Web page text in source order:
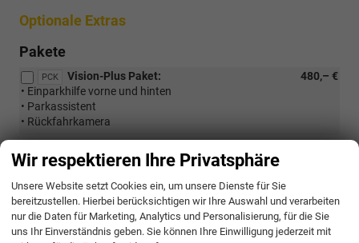
Optionale Extras
Pakete
PCK 480,– €
Vision-Plus Paket:
• Einparkhilfe vorne und hinten
• Parkassistent
• Rückfahrkamera
• Adaptiver Fahrverksregelung (DCC)
• Progressivlenkung
PST 37,– €
Ablagen-Paket:
• Doppelter Gepäckraumboden
• Schublade unter dem Beifahrersitz
Wir respektieren Ihre Privatsphäre
Unsere Website setzt Cookies ein, um unsere Dienste für Sie
bereitzustellen. Hierbei berücksichtigen wir Ihre Auswahl und verarbeiten
nur die Daten für Marketing, Analytics und Personalisierung, für die Sie
uns Ihr Einverständnis geben. Sie können Ihre Einwilligung jederzeit mit